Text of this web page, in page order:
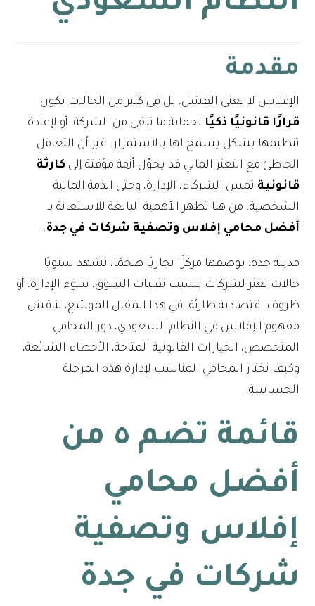
مقدمة
الإفلاس لا يعني الفشل، بل في كثير من الحالات يكون
قرارًا قانونيًا ذكيًا لحماية ما تبقى من الشركة، أو لإعادة
تنظيمها بشكل يسمح لها بالاستمرار. غير أن التعامل
الخاطئ مع التعثر المالي قد يحوّل أزمة مؤقتة إلىكارثة
قانونية تمس الشركاء، الإدارة، وحتى الذمة المالية
الشخصية. من هنا تظهر الأهمية البالغة للاستعانة بـ
أفضل محامي إفلاس وتصفية شركات في جدة.
مدينة جدة، بوصفها مركزًا تجاريًا ضخمًا، تشهد سنويًا
حالات تعثر لشركات بسبب تقلبات السوق، سوء الإدارة، أو
ظروف اقتصادية طارئة. في هذا المقال الموسّع، نناقش
مفهوم الإفلاس في النظام السعودي، دور المحامي
المتخصص، الخيارات القانونية المتاحة، الأخطاء الشائعة،
وكيف تختار المحامي المناسب لإدارة هذه المرحلة
الحساسة.
قائمة تضم ٥ من
أفضل محامي
إفلاس وتصفية
شركات في جدة